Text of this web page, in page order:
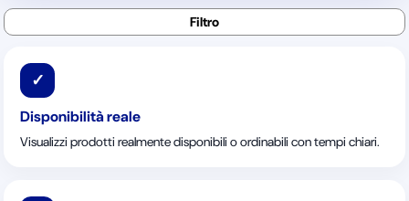
✓
Disponibilità reale
Visualizzi prodotti realmente disponibili o ordinabili con tempi chiari.